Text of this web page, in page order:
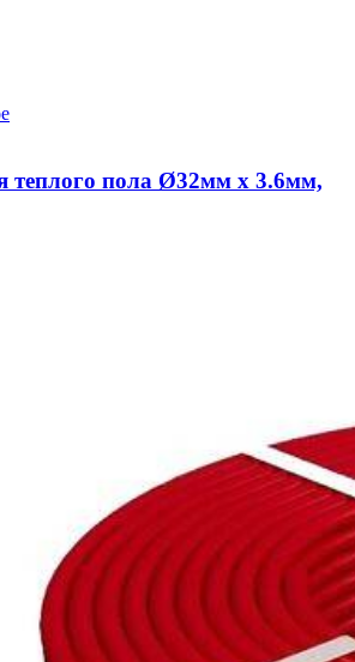
теплого пола Ø32мм х 3.6мм,